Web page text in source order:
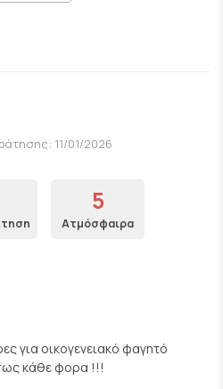
11/01/2026
5
Ατμόσφαιρα
για οικογενειακό φαγητό
κάθε φορα !!!